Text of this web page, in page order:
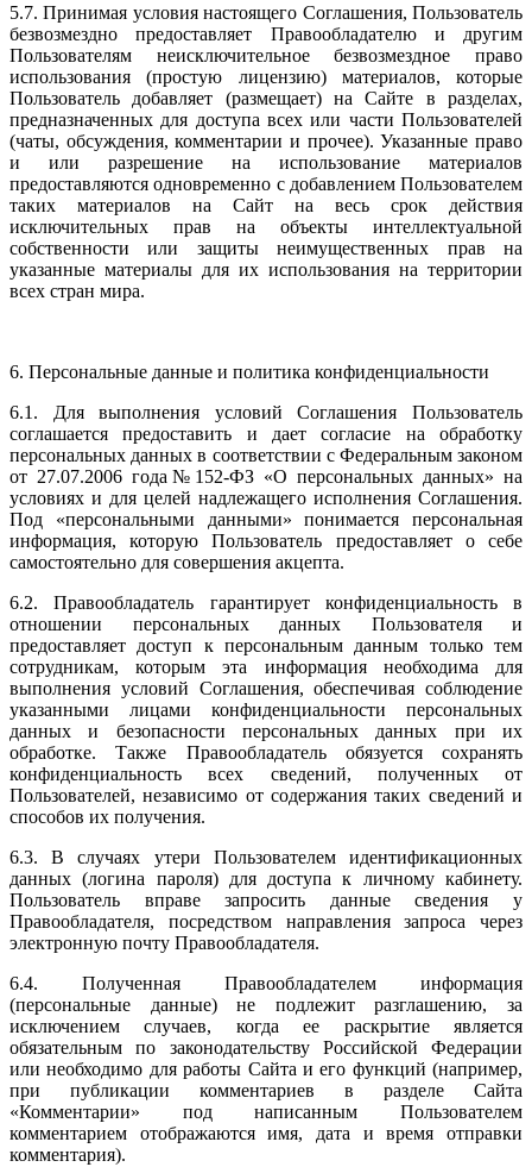
5.7. Принимая условия настоящего Соглашения, Пользователь
безвозмездно предоставляет Правообладателю и другим
Пользователям неисключительное безвозмездное право
использования (простую лицензию) материалов, которые
Пользователь добавляет (размещает) на Сайте в разделах,
предназначенных для доступа всех или части Пользователей
(чаты, обсуждения, комментарии и прочее). Указанные право
и или разрешение на использование материалов
предоставляются одновременно с добавлением Пользователем
таких материалов на Сайт на весь срок действия
исключительных прав на объекты интеллектуальной
собственности или защиты неимущественных прав на
указанные материалы для их использования на территории
всех стран мира.
6. Персональные данные и политика конфиденциальности
6.1. Для выполнения условий Соглашения Пользователь
соглашается предоставить и дает согласие на обработку
персональных данных в соответствии с Федеральным законом
от 27.07.2006 года№152-ФЗ «О персональных данных» на
условиях и для целей надлежащего исполнения Соглашения.
Под «персональными данными» понимается персональная
информация, которую Пользователь предоставляет о себе
самостоятельно для совершения акцепта.
6.2. Правообладатель гарантирует конфиденциальность в
отношении персональных данных Пользователя и
предоставляет доступ к персональным данным только тем
сотрудникам, которым эта информация необходима для
выполнения условий Соглашения, обеспечивая соблюдение
указанными лицами конфиденциальности персональных
данных и безопасности персональных данных при их
обработке. Также Правообладатель обязуется сохранять
конфиденциальность всех сведений, полученных от
Пользователей, независимо от содержания таких сведений и
способов их получения.
6.3. В случаях утери Пользователем идентификационных
данных (логина пароля) для доступа к личному кабинету.
Пользователь вправе запросить данные сведения у
Правообладателя, посредством направления запроса через
электронную почту Правообладателя.
6.4. Полученная Правообладателем информация
(персональные данные) не подлежит разглашению, за
исключением случаев, когда ее раскрытие является
обязательным по законодательству Российской Федерации
или необходимо для работы Сайта и его функций (например,
при публикации комментариев в разделе Сайта
«Комментарии» под написанным Пользователем
комментарием отображаются имя, дата и время отправки
комментария).